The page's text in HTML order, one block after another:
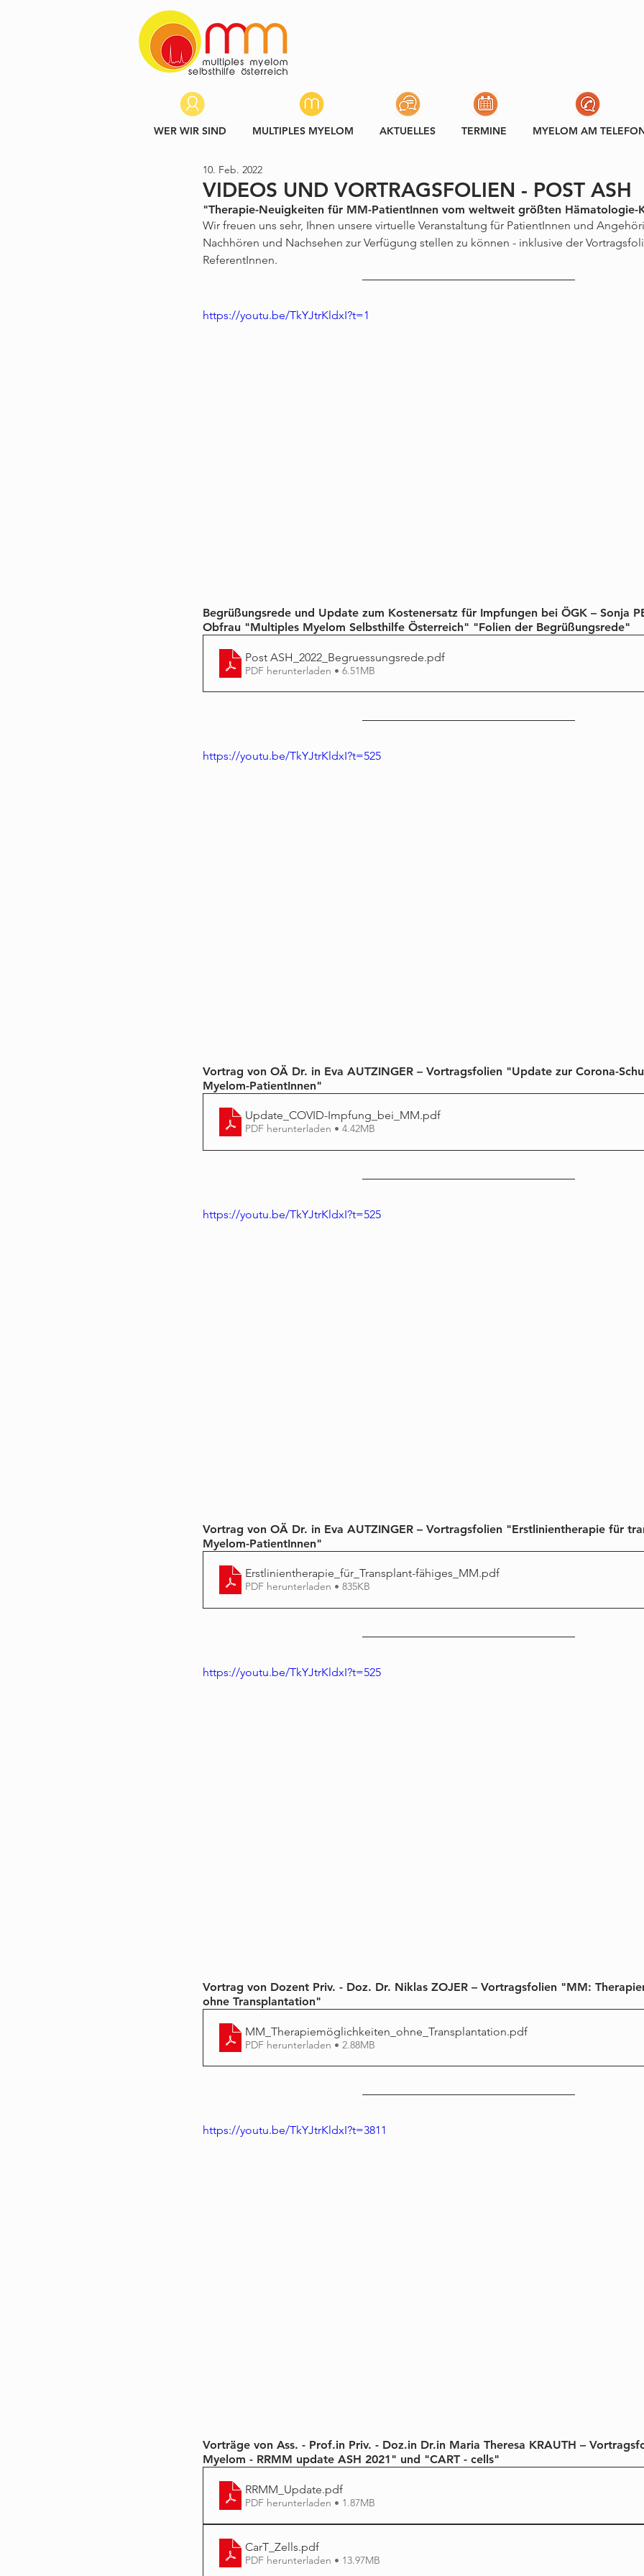
WER WIR SIND MULTIPLES MYELOM AKTUELLES TERMINE MYELOM AM
VIDEOS UND VORTRAGSFOLIEN - POST ASH
10. Feb. 2022
"Therapie-Neuigkeiten für MM-PatientInnen vom weltweit größten Hämatologie-
Wir freuen uns sehr, Ihnen unsere virtuelle Veranstaltung für PatientInnen und
Nachhören und Nachsehen zur Verfügung stellen zu können - inklusive der
ReferentInnen.
https://youtu.be/TkYJtrKldxI?t=1
Begrüßungsrede und Update zum Kostenersatz für Impfungen bei ÖGK – Sonja
Obfrau "Multiples Myelom Selbsthilfe Österreich" "Folien der Begrüßungsrede"
Post ASH_2022_Begruessungsrede.pdf
PDF herunterladen • 6.51MB
https://youtu.be/TkYJtrKldxI?t=525
Vortrag von OÄ Dr. in Eva AUTZINGER – Vortragsfolien "Update zur Corona-
Myelom-PatientInnen"
Update_COVID-Impfung_bei_MM.pdf
PDF herunterladen • 4.42MB
https://youtu.be/TkYJtrKldxI?t=525
Vortrag von OÄ Dr. in Eva AUTZINGER – Vortragsfolien "Erstlinientherapie für
Myelom-PatientInnen"
Erstlinientherapie_für_Transplant-fähiges_MM.pdf
PDF herunterladen • 835KB
https://youtu.be/TkYJtrKldxI?t=525
Vortrag von Dozent Priv. - Doz. Dr. Niklas ZOJER – Vortragsfolien "MM:
ohne Transplantation"
MM_Therapiemöglichkeiten_ohne_Transplantation.pdf
PDF herunterladen • 2.88MB
https://youtu.be/TkYJtrKldxI?t=3811
Vorträge von Ass. - Prof.in Priv. - Doz.in Dr.in Maria Theresa KRAUTH –
Myelom - RRMM update ASH 2021" und "CART - cells"
RRMM_Update.pdf
PDF herunterladen • 1.87MB
CarT_Zells.pdf
PDF herunterladen • 13.97MB